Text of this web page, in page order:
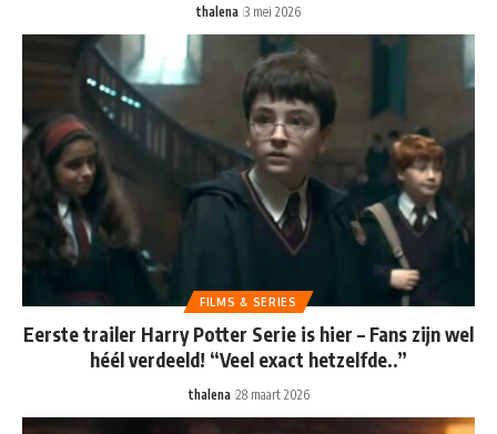
thalena 3 mei 2026
FILMS & SERIES
Eerste trailer Harry Potter Serie is hier – Fans zijn wel
héél verdeeld! “Veel exact hetzelfde..”
thalena 28 maart 2026